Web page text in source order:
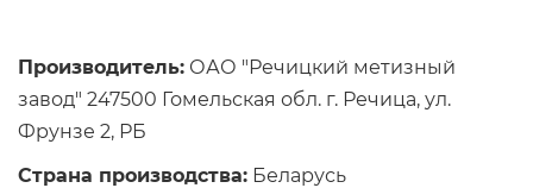
Производитель: ОАО "Речицкий метизный
завод" 247500 Гомельская обл. г. Речица, ул.
Фрунзе 2, РБ
Страна производства: Беларусь